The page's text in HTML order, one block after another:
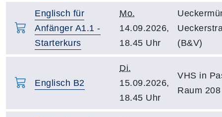
Englisch für
Anfänger A1.1 -
Starterkurs
Mo.
14.09.2026,
18.45 Uhr
(B&V)
Englisch B2
Di.
15.09.2026,
18.45 Uhr
VHS in
Raum 208